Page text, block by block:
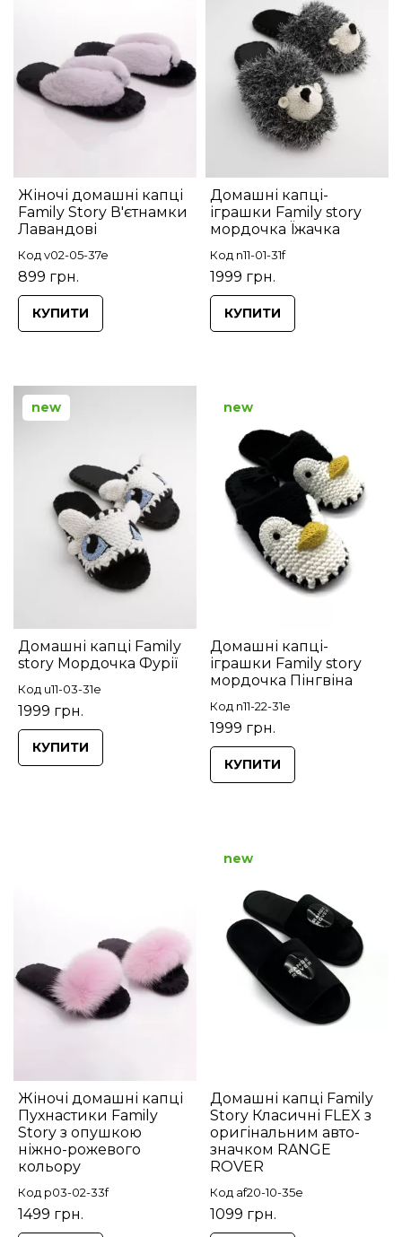
Жіночі домашні капці
Family Story В'єтнамки
Лавандові
Код v02-05-37e
899 грн.
КУПИТИ
Домашні капці-
іграшки Family story
мордочка Їжачка
Код n11-01-31f
1999 грн.
КУПИТИ
Домашні капці Family
story Мордочка Фурії
Код u11-03-31e
1999 грн.
new
КУПИТИ
Домашні капці-
іграшки Family story
мордочка Пінгвіна
Код n11-22-31e
1999 грн.
new
КУПИТИ
Жіночі домашні капці
Пухнастики Family
Story з опушкою
ніжно-рожевого
кольору
Код p03-02-33f
1499 грн.
Домашні капці Family
Story Класичні FLEX з
оригінальним авто-
значком RANGE
ROVER
Код af20-10-35e
1099 грн.
new